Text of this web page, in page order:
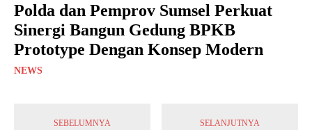
Polda dan Pemprov Sumsel Perkuat
Sinergi Bangun Gedung BPKB
Prototype Dengan Konsep Modern
NEWS
SEBELUMNYA SELANJUTNYA